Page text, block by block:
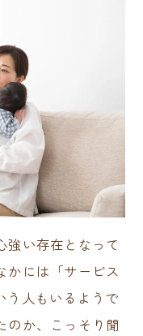
強い存在となって
かには「サービス
人もいるようで
のか、こっそり聞